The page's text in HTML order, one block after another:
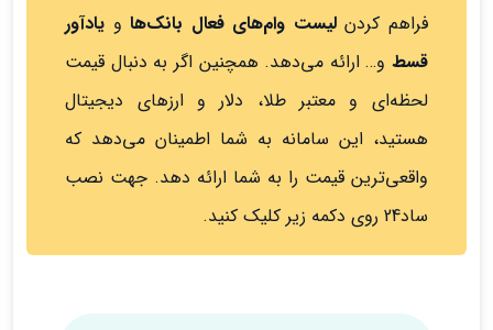
فراهم کردنلیست وام‌های فعال بانک‌هاو یادآور
قسط و… ارائه می‌دهد. همچنین اگر به دنبال قیمت
لحظه‌ای و معتبر طلا، دلار و ارزهای دیجیتال
هستید، این سامانه به شما اطمینان می‌دهد که
واقعی‌ترین قیمت را به شما ارائه دهد. جهت نصب
ساد24 روی دکمه زیر کلیک کنید.